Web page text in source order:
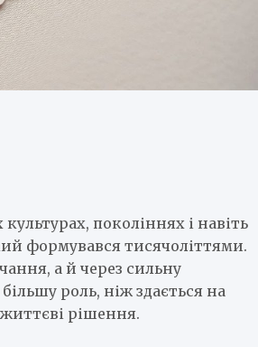
поколіннях і навіть
формувався тисячоліттями.
а й через сильну
роль, ніж здається на
рішення.